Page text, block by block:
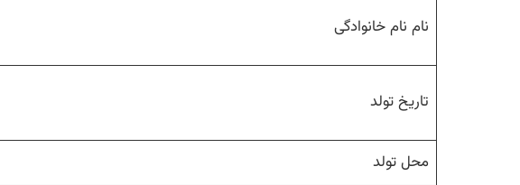
نام نام خانوادگی
تاریخ تولد
محل تولد